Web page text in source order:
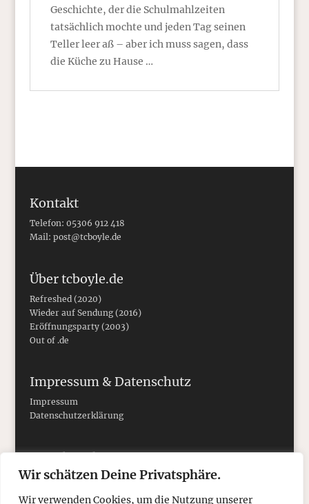
Wir schätzen Deine Privatsphäre.
Wir verwenden Cookies, um die Nutzung unserer
Geschichte, der die Schulmahlzeiten
tatsächlich mochte und jeden Tag seinen
Teller leer aß – aber ich muss sagen, dass
die Küche zu Hause …
Kontakt
Telefon: 05306 912 418
Mail: post@tcboyle.de
Über tcboyle.de
Refreshed (2020)
Wieder auf Sendung (2016)
Eröffnungsparty (2003)
Out of .de
Impressum & Datenschutz
Impressum
Datenschutzerklärung
Social Media